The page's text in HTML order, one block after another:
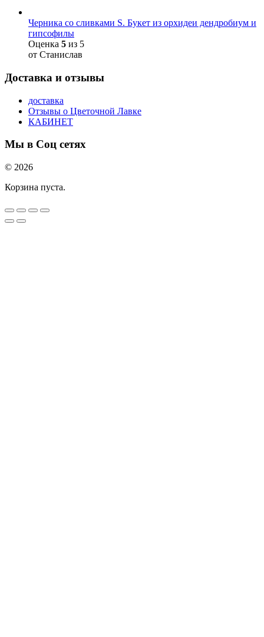
Черника со сливками S. Букет из орхидеи дендробиум и
гипсофилы
Оценка 5 из 5
от Станислав
Доставка и отзывы
доставка
Отзывы о Цветочной Лавке
КАБИНЕТ
Мы в Соц сетях
© 2026
Корзина пуста.